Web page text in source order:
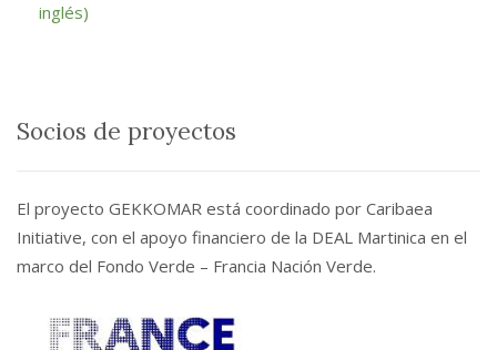
inglés)
Socios de proyectos
El proyecto GEKKOMAR está coordinado por Caribaea
Initiative, con el apoyo financiero de la DEAL Martinica en el
marco del Fondo Verde – Francia Nación Verde.